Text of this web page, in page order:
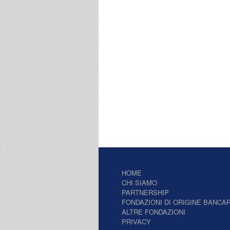
HOME
CHI SIAMO
PARTNERSHIP
FONDAZIONI DI ORIGINE
ALTRE FONDAZIONI
PRIVACY